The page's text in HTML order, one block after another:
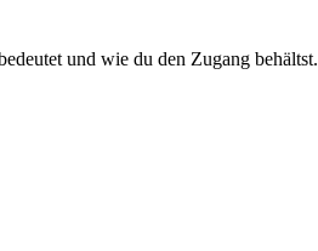
und wie du den Zugang behältst.